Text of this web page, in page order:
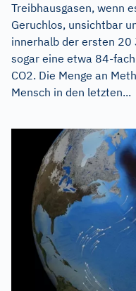
Treibhausgasen, wenn
Geruchlos, unsichtbar
innerhalb der ersten 20
sogar eine etwa 84-
CO2. Die Menge an
Mensch in den letzten...